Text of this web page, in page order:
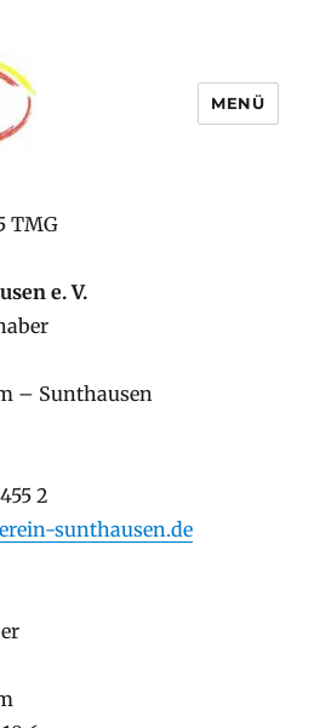
MENÜ
TMG
e. V.
– Sunthausen
2
sunthausen.de